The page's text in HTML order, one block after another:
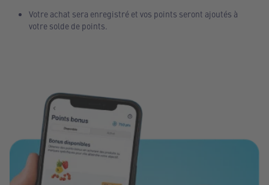
Votre achat sera enregistré et vos points seront ajoutés à
votre solde de points.